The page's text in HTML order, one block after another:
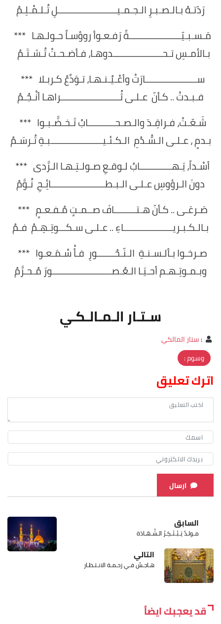
رَدّتـهُ بـالـصـبـرِ الـجـمـيــــــــــــــــــــــــلِ تُـلـمْـلِـمُ
مَـسـبـيّـــــــــــــــــــــةً رَفـعـوأ روؤسـاً حـولـهـا ***
بـالأمـسِ تـحــــــــــــــــــــدوهـا، فـأضـحـتْ تُـشـتَـمُ
ســـــــــــــــــــــارَتْ وأعْـيُـنـهـا، تـوَدِّعُ كـربـلا ***
فـبـدتْ .. كـأنّ عـلـى ثُــــــــــــــــــــــــراهـا أنْـجُـمُ
شَـعّـتْ، فـراقِـدَ والـصـحـــــــــــابُ تَـخـضَّـبـوا ***
بـدمٍ ، عـلـى الـسُّـدُمِ الـكـئـيـــــــــــــــــــــبـةِ تُـرسَـمُ
أسْـداً، يَـهـــــــــــــابُ لـوقـعِ صـولـتِـهـا الـرَّدى ***
دونَ الـرؤوسِ عـلـى الـبـطــــــــــــــــــــــائِـحِ نُـوَّمُ
صَـرعَـى .. كـأنّ هـتـــــــــافَ صــمـتٍ مُـفـعـمٍ ***
بـالـكـبـريــــــــــــــــــــاءِ .. عـلـى سـكـــوتِـهِـمُ فـمُ
صـرخـوا بـألـسـنـةِ الـنّـحُـــــــورِ فـأْ سْـمَـعـوا ***
وبـمـوتِـهـم أحـيَـا الـعُـصــــــــــــــــــــــــورَ مُـحـرَّمُ
سـتـار الـمـالـكـي
:ستار المالكي
وسوم :
اترك تعليق
ارسال
السابق
مـولـدٌ يَـبْـتَـكِـرُ الـشَّـهَـادَة
التالي
هـاجـسٌ فـي زحـمـة الانـتـظـار
قد يعجبك ايضاً